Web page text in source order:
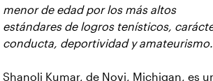
menor de edad por los más altos
estándares de logros tenísticos,
conducta, deportividad y amateurismo.
Shanoli Kumar, de Novi, Michigan, es